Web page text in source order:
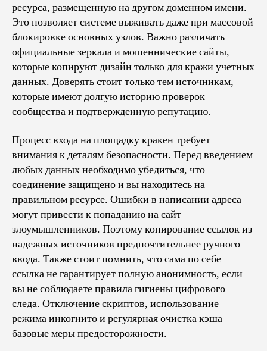
ресурса, размещенную на другом доменном имени.
Это позволяет системе выживать даже при массовой
блокировке основных узлов. Важно различать
официальные зеркала и мошеннические сайты,
которые копируют дизайн только для кражи учетных
данных. Доверять стоит только тем источникам,
которые имеют долгую историю проверок
сообщества и подтвержденную репутацию.
Процесс входа на площадку кракен требует
внимания к деталям безопасности. Перед введением
любых данных необходимо убедиться, что
соединение защищено и вы находитесь на
правильном ресурсе. Ошибки в написании адреса
могут привести к попаданию на сайт
злоумышленников. Поэтому копирование ссылок из
надежных источников предпочтительнее ручного
ввода. Также стоит помнить, что сама по себе
ссылка не гарантирует полную анонимность, если
вы не соблюдаете правила гигиены цифрового
следа. Отключение скриптов, использование
режима инкогнито и регулярная очистка кэша –
базовые меры предосторожности.